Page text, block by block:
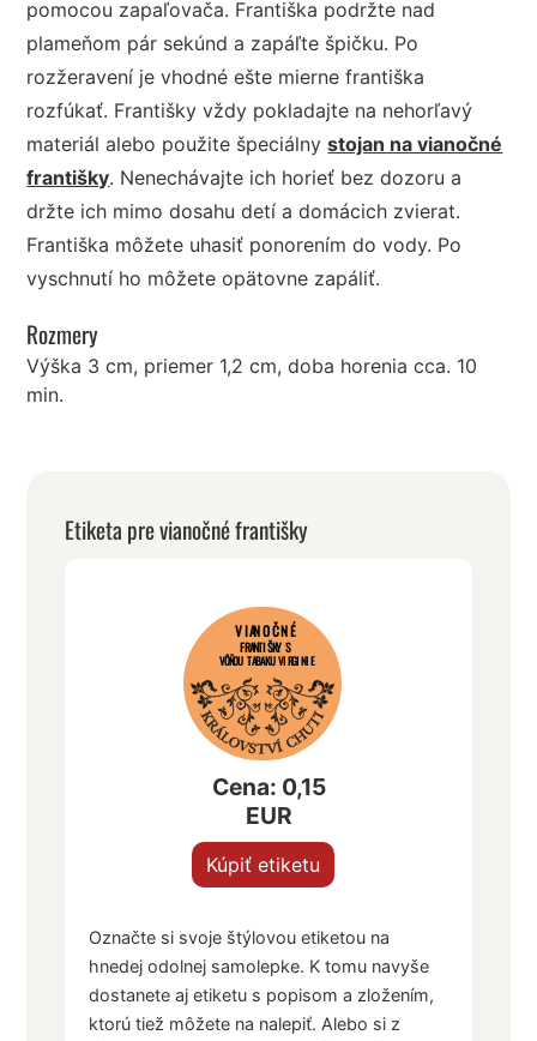
pomocou zapaľovača. Františka podržte nad
plameňom pár sekúnd a zapáľte špičku. Po
rozžeravení je vhodné ešte mierne františka
rozfúkať. Františky vždy pokladajte na nehorľavý
materiál alebo použite špeciálnystojan na vianočné
františky. Nenechávajte ich horieť bez dozoru a
držte ich mimo dosahu detí a domácich zvierat.
Františka môžete uhasiť ponorením do vody. Po
vyschnutí ho môžete opätovne zapáliť.
Rozmery
Výška 3 cm, priemer 1,2 cm, doba horenia cca. 10
min.
Etiketa pre vianočné františky
VIANOČNÉ
FRANTIŠKY S
VÔŇOU TABAKU VIRGINIE
Cena: 0,15
EUR
Kúpiť etiketu
Označte si svoje štýlovou etiketou na
hnedej odolnej samolepke. K tomu navyše
dostanete aj etiketu s popisom a zložením,
ktorú tiež môžete na nalepiť. Alebo si z